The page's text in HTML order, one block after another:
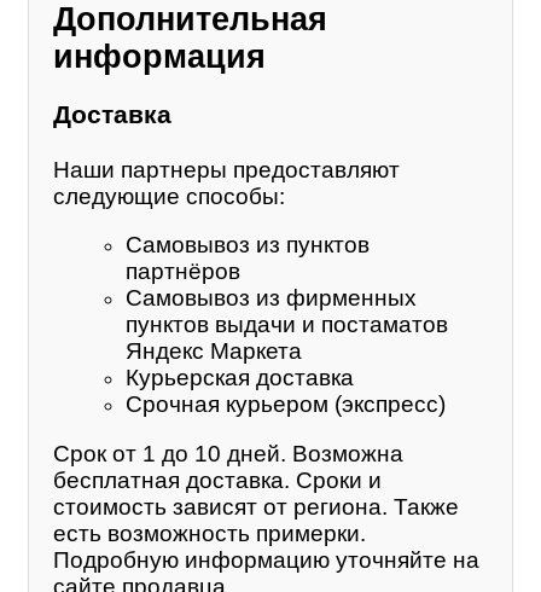
Дополнительная
информация
Доставка
Наши партнеры предоставляют
следующие способы:
Самовывоз из пунктов
партнёров
Самовывоз из фирменных
пунктов выдачи и постаматов
Яндекс Маркета
Курьерская доставка
Срочная курьером (экспресс)
Срок от 1 до 10 дней. Возможна
бесплатная доставка. Сроки и
стоимость зависят от региона. Также
есть возможность примерки.
Подробную информацию уточняйте на
сайте продавца.